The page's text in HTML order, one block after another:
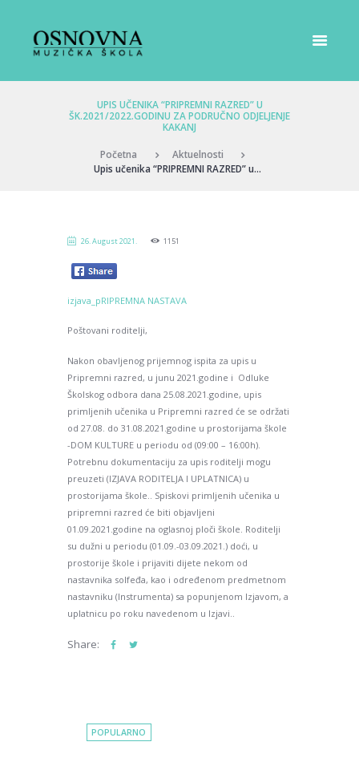
UPIS UČENIKA “PRIPREMNI RAZRED” U
ŠK.2021/2022.GODINU ZA PODRUČNO ODJELJENJE
KAKANJ
Početna
Aktuelnosti
Upis učenika “PRIPREMNI RAZRED” u...
26. August 2021. 1151
izjava_pRIPREMNA NASTAVA
Poštovani roditelji,
Nakon obavljenog prijemnog ispita za upis u
Pripremni razred, u junu 2021.godine i Odluke
Školskog odbora dana 25.08.2021.godine, upis
primljenih učenika u Pripremni razred će se održati
od 27.08. do 31.08.2021.godine u prostorijama škole
-DOM KULTURE u periodu od (09:00 – 16:00h).
Potrebnu dokumentaciju za upis roditelji mogu
preuzeti (IZJAVA RODITELJA I UPLATNICA) u
prostorijama škole.. Spiskovi primljenih učenika u
pripremni razred će biti objavljeni
01.09.2021.godine na oglasnoj ploči škole. Roditelji
su dužni u periodu (01.09.-03.09.2021.) doći, u
prostorije škole i prijaviti dijete nekom od
nastavnika solfeđa, kao i određenom predmetnom
nastavniku (Instrumenta) sa popunjenom Izjavom, a
uplatnicu po roku navedenom u Izjavi..
Share:
POPULARNO